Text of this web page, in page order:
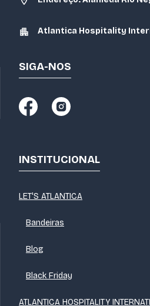
Atlantica Hospitality
SIGA-NOS
INSTITUCIONAL
LET'S ATLANTICA
Bandeiras
Blog
Black Friday
ATLANTICA HOSPITALITY